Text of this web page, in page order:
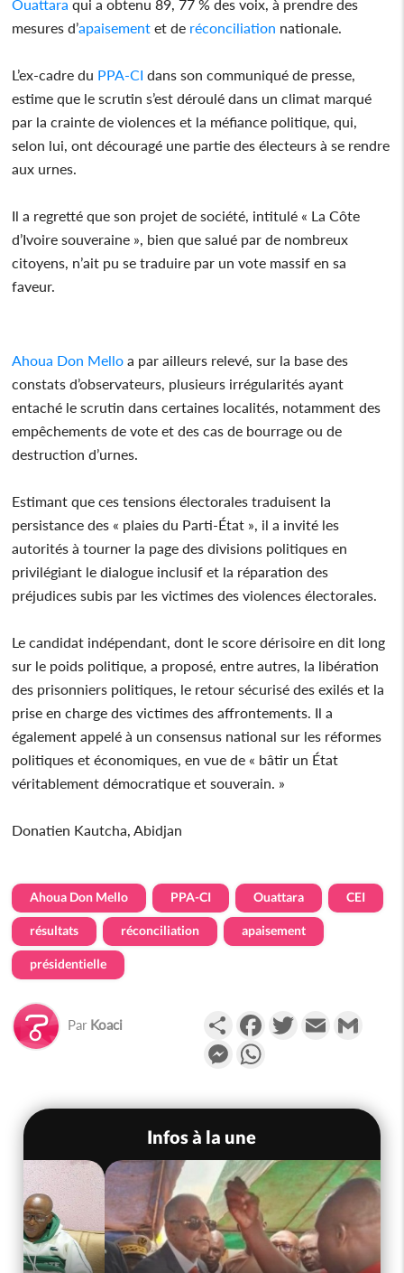
Ouattara qui a obtenu 89, 77 % des voix, à prendre des
mesures d’apaisement et de réconciliation nationale.
L’ex-cadre du PPA-CI dans son communiqué de presse,
estime que le scrutin s’est déroulé dans un climat marqué
par la crainte de violences et la méfiance politique, qui,
selon lui, ont découragé une partie des électeurs à se rendre
aux urnes.
Il a regretté que son projet de société, intitulé « La Côte
d’Ivoire souveraine », bien que salué par de nombreux
citoyens, n’ait pu se traduire par un vote massif en sa
faveur.
Ahoua Don Mello a par ailleurs relevé, sur la base des
constats d’observateurs, plusieurs irrégularités ayant
entaché le scrutin dans certaines localités, notamment des
empêchements de vote et des cas de bourrage ou de
destruction d’urnes.
Estimant que ces tensions électorales traduisent la
persistance des « plaies du Parti-État », il a invité les
autorités à tourner la page des divisions politiques en
privilégiant le dialogue inclusif et la réparation des
préjudices subis par les victimes des violences électorales.
Le candidat indépendant, dont le score dérisoire en dit long
sur le poids politique, a proposé, entre autres, la libération
des prisonniers politiques, le retour sécurisé des exilés et la
prise en charge des victimes des affrontements. Il a
également appelé à un consensus national sur les réformes
politiques et économiques, en vue de « bâtir un État
véritablement démocratique et souverain. »
Donatien Kautcha, Abidjan
Ahoua Don Mello PPA-CI Ouattara CEI
résultats réconciliation apaisement
présidentielle
Par Koaci PartagerFacebookTwitterEmail
Messenger
Infos à la une